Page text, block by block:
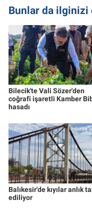
Bunlar da ilginizi
Bilecik'te Vali Sözer'den
coğrafi işaretli Kamber
hasadı
Balıkesir'de kıyılar anlık
ediliyor